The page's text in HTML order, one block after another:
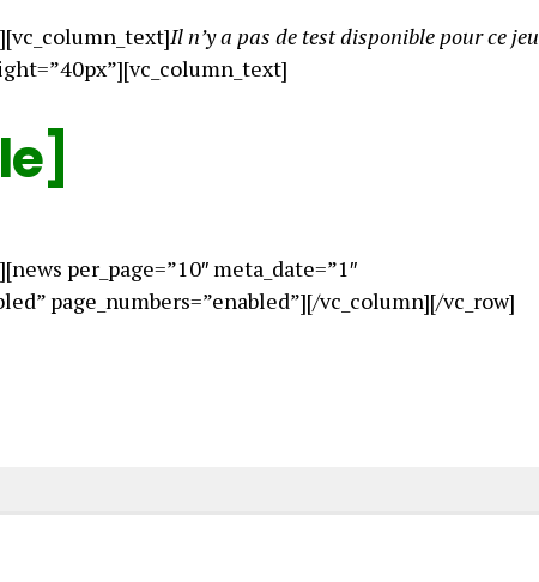
Il n’y a pas de test disponible pour ce jeu
per_page=”10″ meta_date=”1″
page_numbers=”enabled”][/vc_column][/vc_row]